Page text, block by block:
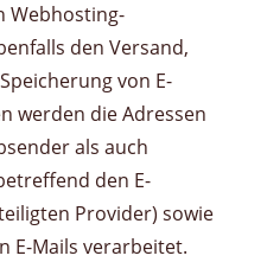
Webhosting-
den Versand,
von E-
werden die Adressen
als auch
den E-
Provider) sowie
E-Mails verarbeitet.